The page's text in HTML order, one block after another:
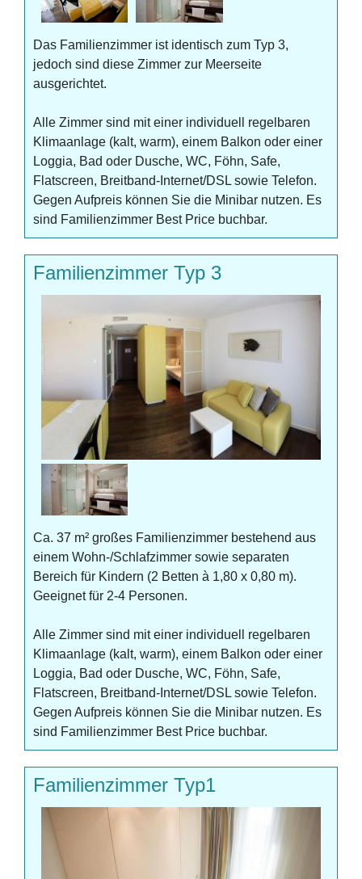
Das Familienzimmer ist identisch zum Typ 3,
jedoch sind diese Zimmer zur Meerseite
ausgerichtet.
Alle Zimmer sind mit einer individuell regelbaren
Klimaanlage (kalt, warm), einem Balkon oder einer
Loggia, Bad oder Dusche, WC, Föhn, Safe,
Flatscreen, Breitband-Internet/DSL sowie Telefon.
Gegen Aufpreis können Sie die Minibar nutzen. Es
sind Familienzimmer Best Price buchbar.
Familienzimmer Typ 3
Ca. 37 m² großes Familienzimmer bestehend aus
einem Wohn-/Schlafzimmer sowie separaten
Bereich für Kindern (2 Betten à 1,80 x 0,80 m).
Geeignet für 2-4 Personen.
Alle Zimmer sind mit einer individuell regelbaren
Klimaanlage (kalt, warm), einem Balkon oder einer
Loggia, Bad oder Dusche, WC, Föhn, Safe,
Flatscreen, Breitband-Internet/DSL sowie Telefon.
Gegen Aufpreis können Sie die Minibar nutzen. Es
sind Familienzimmer Best Price buchbar.
Familienzimmer Typ1